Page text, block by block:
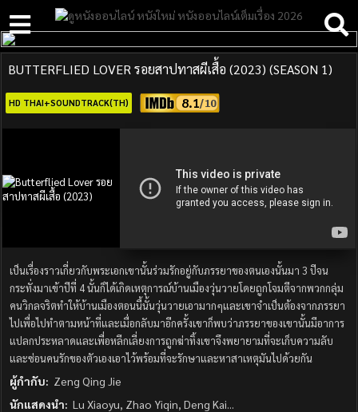
BUTTERFLIED LOVER รอยสาปทาสผีเสื้อ (2023) (SEASON 1)
HD THAI+SOUNDTRACK(TH) 8.1
เป็นเรื่องราวเกี่ยวกับพระเอกเขานั้นร่วมรักอยู่กับภรรยาของตนเองนั้นมา 3 ปีจน
กระทั่งมาเข้าปีที่ 4 นั้นก็ได้เกิดเหตุการณ์บ้านเมืองวุ่นวายโดยถูกโจมตีจากพวกกลุ่ม
คนวิกลจริตทำให้บ้านเมืองตอนนี้นั้นวุ่นวายเอามากๆและเขาจำเป็นต้องจากภรรยา
ไปเพื่อไปทำตามหน้าที่และเมื่อกลับมาอีกครั้งเขาก็พบว่าภรรยาของเขานั้นมีอาการ
แปลกประหลาดและเพื่อหลีกเลี่ยงการถูกฆ่าทิ้งเขาจึงพยายามที่จะเก็บความลับ
และซ่อนคนรักของตัวเองเอาไว้พร้อมที่จะรักษาและหาสาเหตุมันไปด้วยกัน
ผู้กำกับ: Zeng Qing Jie
นักแสดงนำ: Lu Xiaoyu, Zhao Yiqin, Deng Kai...